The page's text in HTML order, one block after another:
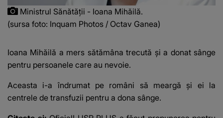
Ministrul Sănătății - Ioana Mihăilă.
(sursa foto: Inquam Photos / Octav Ganea)
Ioana Mihăilă a mers sătămâna trecută și a donat sânge
pentru persoanele care au nevoie.
Aceasta i-a îndrumat pe români să meargă și ei la
centrele de transfuzii pentru a dona sânge.